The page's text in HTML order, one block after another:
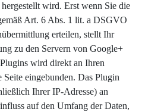
wird. Erst wenn Sie die
Art. 6 Abs. 1 lit. a DSGVO
erteilen, stellt Ihr
zu den Servern von Google+
wird direkt an Ihren
eingebunden. Das Plugin
Ihrer IP-Adresse) an
auf den Umfang der Daten,